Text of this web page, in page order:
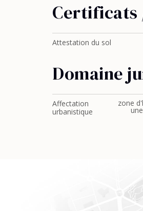
Certificats
Attestation du sol
Domaine
Affectation
urbanistique
zone